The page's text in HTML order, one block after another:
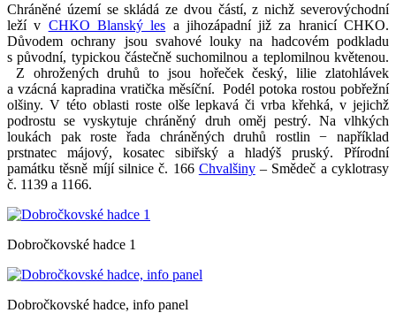
Chráněné území se skládá ze dvou částí, z nichž severovýchodní
leží v CHKO Blanský les a jihozápadní již za hranicí CHKO.
Důvodem ochrany jsou svahové louky na hadcovém podkladu
s původní, typickou částečně suchomilnou a teplomilnou květenou.
Z ohrožených druhů to jsou hořeček český, lilie zlatohlávek
a vzácná kapradina vratička měsíční. Podél potoka rostou pobřežní
olšiny. V této oblasti roste olše lepkavá či vrba křehká, v jejichž
podrostu se vyskytuje chráněný druh oměj pestrý. Na vlhkých
loukách pak roste řada chráněných druhů rostlin − například
prstnatec májový, kosatec sibiřský a hladýš pruský. Přírodní
památku těsně míjí silnice č. 166 Chvalšiny– Smědeč a cyklotrasy
č. 1139 a 1166.
Dobročkovské hadce 1
Dobročkovské hadce, info panel